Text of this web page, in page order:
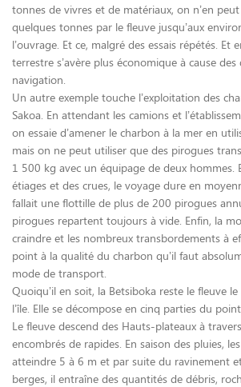
tonnes de vivres et de matériaux, on n’en
quelques tonnes par le fleuve jusqu’aux
l’ouvrage. Et ce, malgré des essais répétés. Et
terrestre s’avère plus économique à cause
navigation.
Un autre exemple touche l’exploitation des
Sakoa. En attendant les camions et
on essaie d’amener le charbon à la mer en
mais on ne peut utiliser que des pirogues
1 500 kg avec un équipage de deux hommes.
étiages et des crues, le voyage dure en
fallait une flottille de plus de 200 pirogues
pirogues repartent toujours à vide. Enfin, la
craindre et les nombreux transbordements à
point à la qualité du charbon qu’il faut
mode de transport.
Quoiqu’il en soit, la Betsiboka reste le fleuve
l’île. Elle se décompose en cinq parties du
Le fleuve descend des Hauts-plateaux à
encombrés de rapides. En saison des pluies,
atteindre 5 à 6 m et par suite du ravinement
berges, il entraîne des quantités de débris,